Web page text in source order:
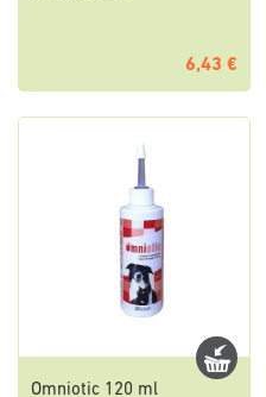
6,43 €
Omniotic 120 ml